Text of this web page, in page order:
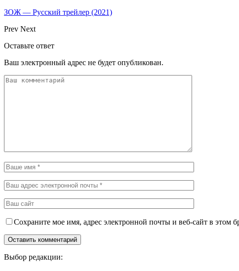
ЗОЖ — Русский трейлер (2021)
Prev Next
Оставьте ответ
Ваш электронный адрес не будет опубликован.
Сохраните мое имя, адрес электронной почты и веб-сайт в этом
Выбор редакции: